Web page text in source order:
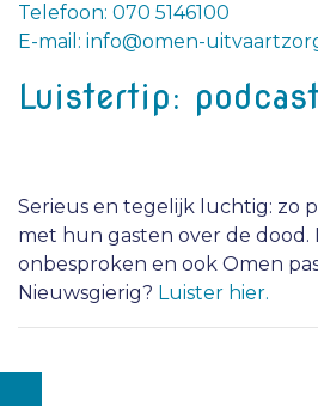
Telefoon: 070 5146100
E-mail: info@omen-
Luistertip:
Serieus en tegelijk luchtig: zo
met hun gasten over de dood.
onbesproken en ook Omen
Nieuwsgierig? Luister hier.